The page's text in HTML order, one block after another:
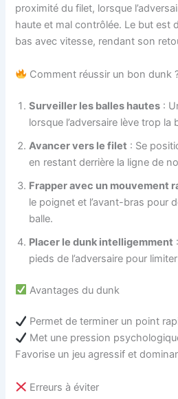
proximité du filet, lorsque
haute et mal contrôlée. Le but est
bas avec vitesse, rendant son
Comment réussir un bon dunk
Surveiller les balles hautes :
lorsque l’adversaire lève trop la
Avancer vers le filet : Se
en restant derrière la ligne de
Frapper avec un mouvement
le poignet et l’avant-bras pour
balle.
Placer le dunk intelligemment
pieds de l’adversaire pour
Avantages du dunk
Permet de terminer un point
Met une pression
Favorise un jeu agressif et
Erreurs à éviter